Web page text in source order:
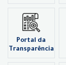
Portal da
Transparência